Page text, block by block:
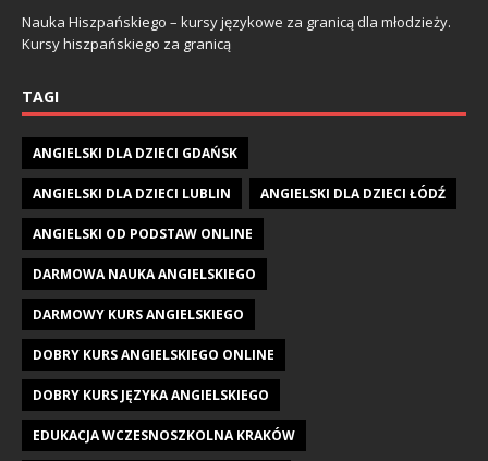
Nauka Hiszpańskiego – kursy językowe za granicą dla młodzieży.
Kursy hiszpańskiego za granicą
TAGI
ANGIELSKI DLA DZIECI GDAŃSK
ANGIELSKI DLA DZIECI LUBLIN ANGIELSKI DLA DZIECI ŁÓDŹ
ANGIELSKI OD PODSTAW ONLINE
DARMOWA NAUKA ANGIELSKIEGO
DARMOWY KURS ANGIELSKIEGO
DOBRY KURS ANGIELSKIEGO ONLINE
DOBRY KURS JĘZYKA ANGIELSKIEGO
EDUKACJA WCZESNOSZKOLNA KRAKÓW